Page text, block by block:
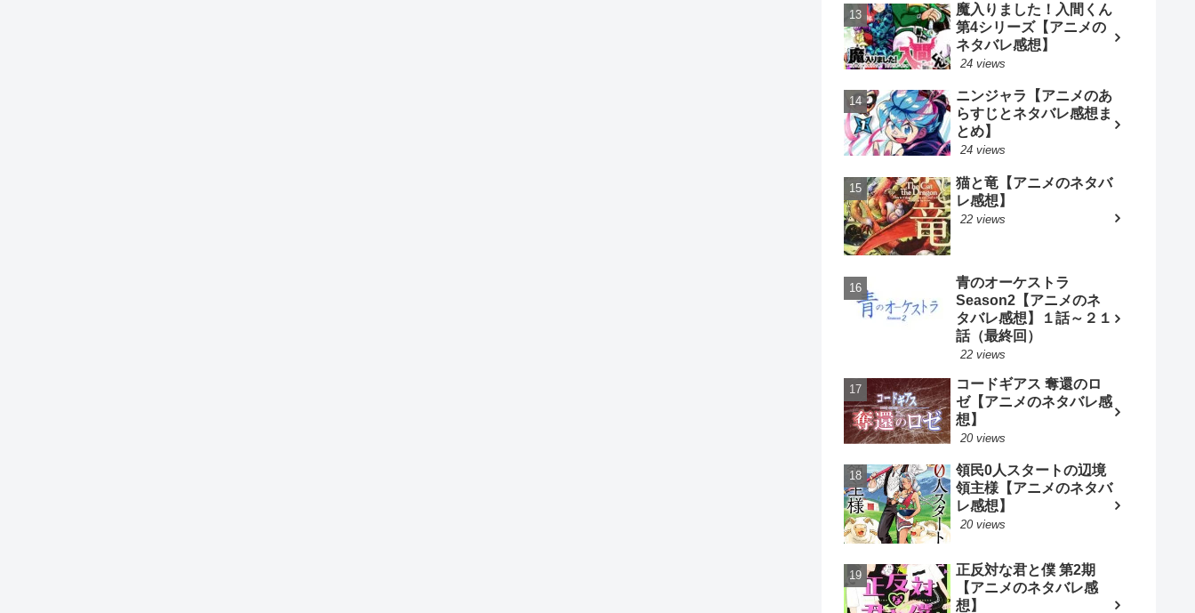
魔入りました！入間くん
第4シリーズ【アニメの
ネタバレ感想】
24 views
ニンジャラ【アニメのあ
らすじとネタバレ感想ま
とめ】
24 views
猫と竜【アニメのネタバ
レ感想】
22 views
青のオーケストラ
Season2【アニメのネ
タバレ感想】１話～２１
話（最終回）
22 views
コードギアス 奪還のロ
ゼ【アニメのネタバレ感
想】
20 views
領民0人スタートの辺境
領主様【アニメのネタバ
レ感想】
20 views
正反対な君と僕 第2期
【アニメのネタバレ感
想】